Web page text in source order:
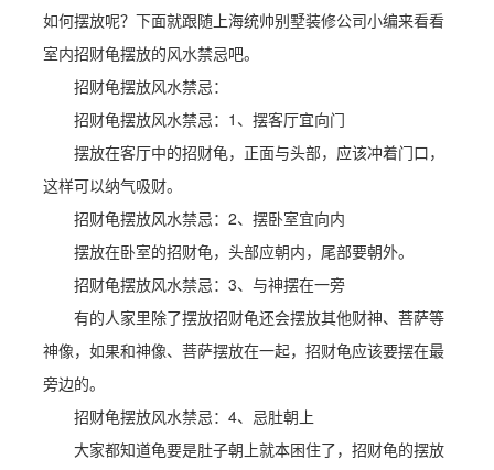
如何摆放呢？下面就跟随上海统帅别墅装修公司小编来看看
室内招财龟摆放的风水禁忌吧。
招财龟摆放风水禁忌：
招财龟摆放风水禁忌：1、摆客厅宜向门
摆放在客厅中的招财龟，正面与头部，应该冲着门口，
这样可以纳气吸财。
招财龟摆放风水禁忌：2、摆卧室宜向内
摆放在卧室的招财龟，头部应朝内，尾部要朝外。
招财龟摆放风水禁忌：3、与神摆在一旁
有的人家里除了摆放招财龟还会摆放其他财神、菩萨等
神像，如果和神像、菩萨摆放在一起，招财龟应该要摆在最
旁边的。
招财龟摆放风水禁忌：4、忌肚朝上
大家都知道龟要是肚子朝上就本困住了，招财龟的摆放